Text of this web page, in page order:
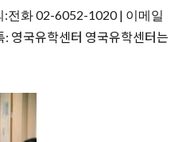
전화 02-6052-1020 | 이메일
영국유학센터 영국유학센터는